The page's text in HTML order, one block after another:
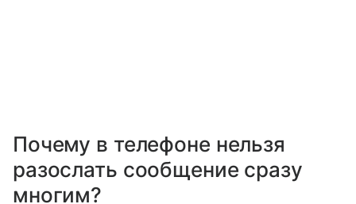
Почему в телефоне нельзя
разослать сообщение сразу
многим?